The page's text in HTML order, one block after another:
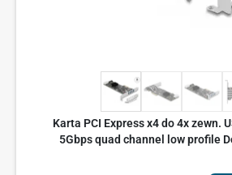
Karta PCI Express x4 do 4x zewn.
5Gbps quad channel low profile